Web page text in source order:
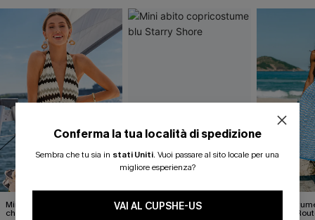
Mini abito copricostume a
chevron Sea and Be Seen
Mini abito copricostume blu
Starry Shore Seaside
Conferma la tua località di spedizione
Sembra che tu sia in stati Uniti. Vuoi passare al sito locale per una
migliore esperienza?
VAI AL CUPSHE-US